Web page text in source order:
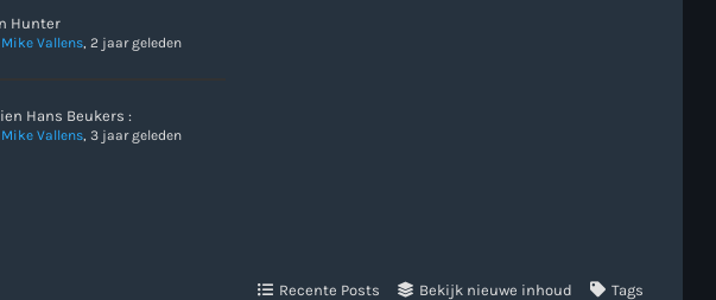
Hunter
Vallens, 2 jaar geleden
Hans Beukers :
Vallens, 3 jaar geleden
Recente Posts Bekijk nieuwe inhoud Tags